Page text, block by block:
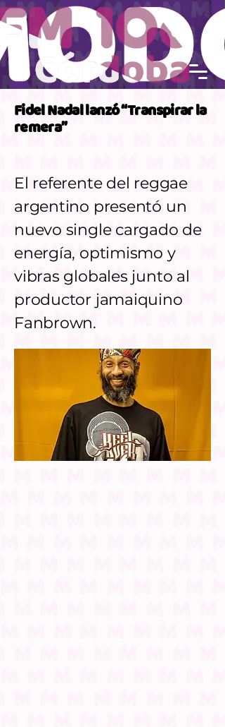
Fidel Nadal lanzó “Transpirar la
remera”
El referente del reggae
argentino presentó un
nuevo single cargado de
energía, optimismo y
vibras globales junto al
productor jamaiquino
Fanbrown.